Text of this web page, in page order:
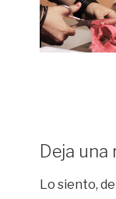
Deja una
Lo siento,